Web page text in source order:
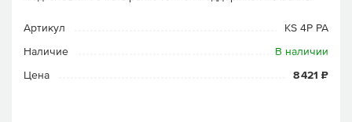
Артикул
KS 4P PA
Наличие
В наличии
Цена
8 421 ₽